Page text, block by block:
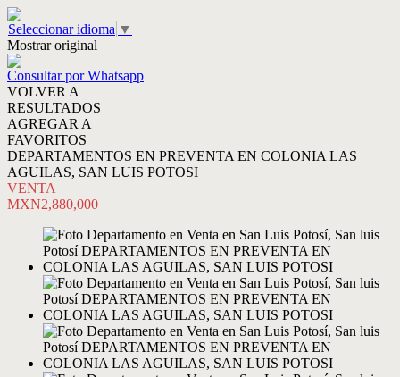
Seleccionar idioma ▼
Mostrar original
Consultar por Whatsapp
VOLVER A
RESULTADOS
AGREGAR A
FAVORITOS
DEPARTAMENTOS EN PREVENTA EN COLONIA LAS
AGUILAS, SAN LUIS POTOSI
VENTA
MXN2,880,000